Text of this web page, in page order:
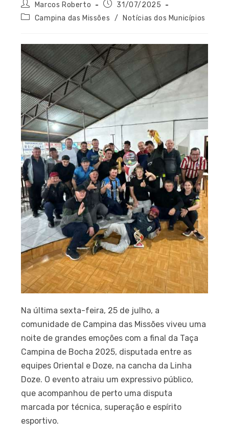
Marcos Roberto
31/07/2025
Campina das Missões / Notícias dos Municípios
Na última sexta-feira, 25 de julho, a
comunidade de Campina das Missões viveu uma
noite de grandes emoções com a final da Taça
Campina de Bocha 2025, disputada entre as
equipes Oriental e Doze, na cancha da Linha
Doze. O evento atraiu um expressivo público,
que acompanhou de perto uma disputa
marcada por técnica, superação e espírito
esportivo.